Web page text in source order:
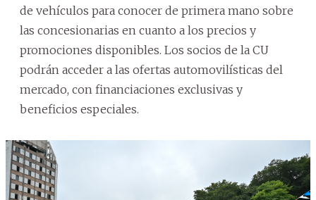
de vehículos para conocer de primera mano sobre
las concesionarias en cuanto a los precios y
promociones disponibles. Los socios de la CU
podrán acceder a las ofertas automovilísticas del
mercado, con financiaciones exclusivas y
beneficios especiales.